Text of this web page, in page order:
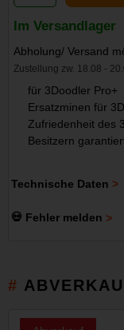
Im Versandlager
Abholung/ Versand
Zustellung zw. 18.08 -
für 3Doodler Pro+
Ersatzminen für
Zufriedenheit des
Besitzern
Technische Daten
💀 Fehler melden